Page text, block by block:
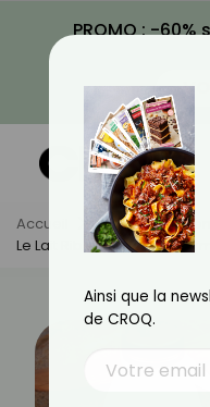
PROMO : -
Accueil Actus
Le Lait Ribot : Un Trésor
Ainsi que la
de CROQ.